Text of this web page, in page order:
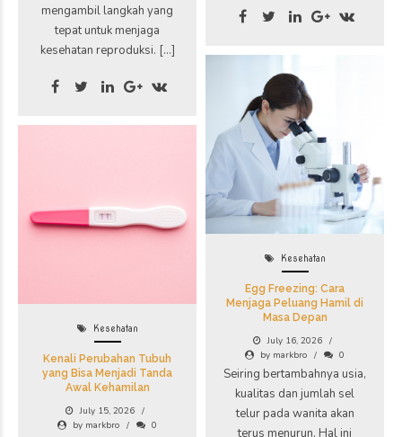
mengambil langkah yang
tepat untuk menjaga
kesehatan reproduksi. […]
Kesehatan
Egg Freezing: Cara
Menjaga Peluang Hamil di
Masa Depan
July 16, 2026
by markbro
0
Seiring bertambahnya usia,
kualitas dan jumlah sel
telur pada wanita akan
terus menurun. Hal ini
Kesehatan
Kenali Perubahan Tubuh
yang Bisa Menjadi Tanda
Awal Kehamilan
July 15, 2026
by markbro
0